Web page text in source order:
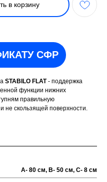
в корзину
СФР
STABILO FLAT- поддержка
функции нижних
правильную
не скользящей поверхности.
А- 80 см, В- 50 см, С- 8 см